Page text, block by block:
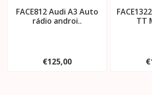
FACE812 Audi A3 Auto
rádio androi..
€125,00
TT